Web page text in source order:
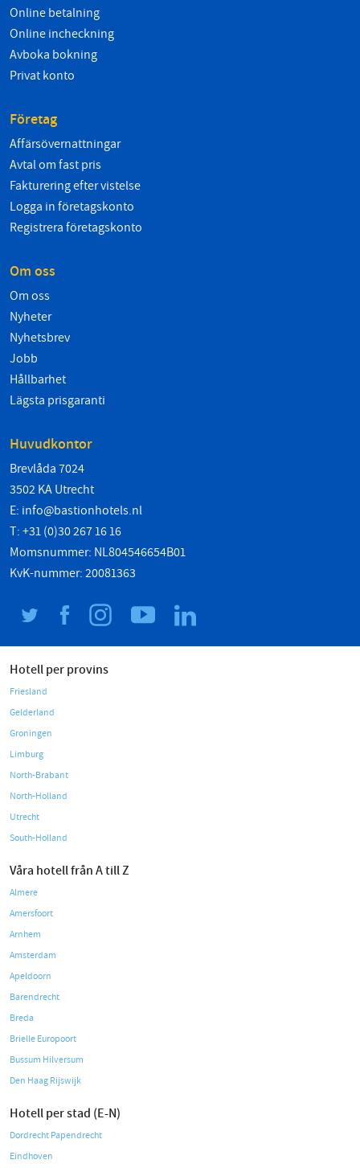
Online betalning
Online incheckning
Avboka bokning
Privat konto
Företag
Affärsövernattningar
Avtal om fast pris
Fakturering efter vistelse
Logga in företagskonto
Registrera företagskonto
Om oss
Om oss
Nyheter
Nyhetsbrev
Jobb
Hållbarhet
Lägsta prisgaranti
Huvudkontor
Brevlåda 7024
3502 KA Utrecht
E: info@bastionhotels.nl
T: +31 (0)30 267 16 16
Momsnummer: NL804546654B01
KvK-nummer: 20081363
Hotell per provins
Friesland
Gelderland
Groningen
Limburg
North-Brabant
North-Holland
Utrecht
South-Holland
Våra hotell från A till Z
Almere
Amersfoort
Arnhem
Amsterdam
Apeldoorn
Barendrecht
Breda
Brielle Europoort
Bussum Hilversum
Den Haag Rijswijk
Hotell per stad (E-N)
Dordrecht Papendrecht
Eindhoven